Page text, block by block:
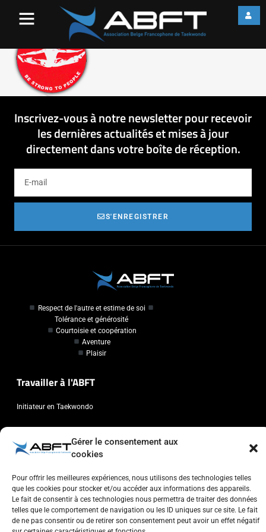
Gérer le consentement aux
cookies
Pour offrir les meilleures expériences, nous utilisons des technologies telles
que les cookies pour stocker et/ou accéder aux informations des appareils.
Le fait de consentir à ces technologies nous permettra de traiter des données
telles que le comportement de navigation ou les ID uniques sur ce site. Le fait
de ne pas consentir ou de retirer son consentement peut avoir un effet négatif
Inscrivez-vous à notre newsletter pour recevoir
les dernières actualités et mises à jour
directement dans votre boîte de réception.
S'ENREGISTRER
Respect de l'autre et estime de soi
Tolérance et générosité
Courtoisie et coopération
Aventure
Plaisir
Travailler à l'ABFT
Initiateur en Taekwondo
Association Belge Francophone de Taekwondo
Chaussée de Wavre, 2057 - 1160 Auderghem
info@abft.be
+32 (0)2 347 34 77